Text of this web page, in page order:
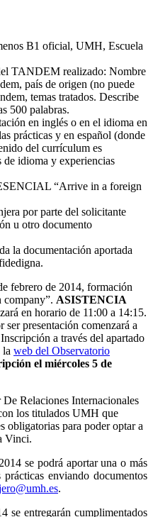
B1 oficial, UMH, Escuela
TANDEM realizado: Nombre
país de origen (no puede
temas tratados. Describe
500 palabras.
en inglés o en el idioma en
prácticas y en español (donde
del currículum es
idioma y experiencias
“Arrive in a foreign
por parte del solicitante
u otro documento
la documentación aportada
febrero de 2014, formación
ASISTENCIA
en horario de 11:00 a 14:15.
presentación comenzará a
a través del apartado
la web del Observatorio
el miércoles 5 de
Relaciones Internacionales
los titulados UMH que
obligatorias para poder optar a
Vinci.
se podrá aportar una o más
enviando documentos
.
se entregarán cumplimentados